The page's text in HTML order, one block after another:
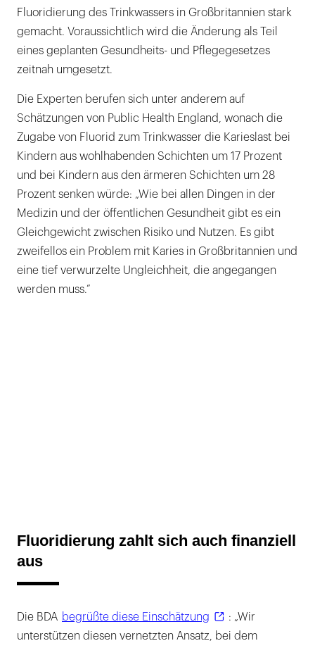
Fluoridierung des Trinkwassers in Großbritannien stark
gemacht. Voraussichtlich wird die Änderung als Teil
eines geplanten Gesundheits- und Pflegegesetzes
zeitnah umgesetzt.
Die Experten berufen sich unter anderem auf
Schätzungen von Public Health England, wonach die
Zugabe von Fluorid zum Trinkwasser die Karieslast bei
Kindern aus wohlhabenden Schichten um 17 Prozent
und bei Kindern aus den ärmeren Schichten um 28
Prozent senken würde: „Wie bei allen Dingen in der
Medizin und der öffentlichen Gesundheit gibt es ein
Gleichgewicht zwischen Risiko und Nutzen. Es gibt
zweifellos ein Problem mit Karies in Großbritannien und
eine tief verwurzelte Ungleichheit, die angegangen
werden muss.”
Fluoridierung zahlt sich auch finanziell
aus
Die BDA begrüßte diese Einschätzung
: „Wir
unterstützen diesen vernetzten Ansatz, bei dem